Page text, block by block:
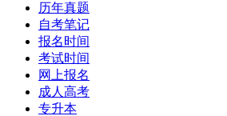
历年真题
自考笔记
报名时间
考试时间
网上报名
成人高考
专升本